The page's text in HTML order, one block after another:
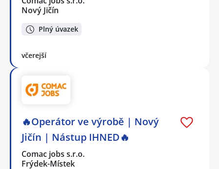
Nový Jičín
Plný úvazek
včerejší
🔥Operátor ve výrobě | Nový
Jičín | Nástup IHNED🔥
Comac jobs s.r.o.
Frýdek-Místek